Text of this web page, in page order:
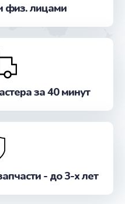
резинок, креплений,
датчика
физ. лицами
за 40 минут
- до 3-х лет